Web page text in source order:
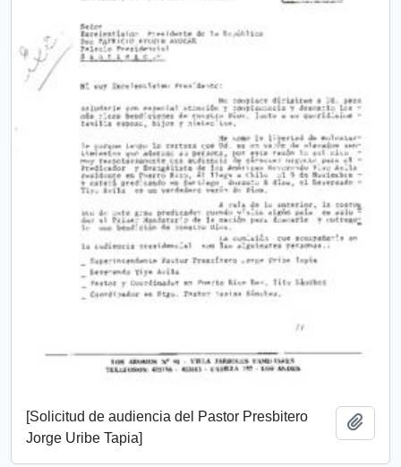
[Solicitud de audiencia del Pastor Presbitero
Jorge Uribe Tapia]